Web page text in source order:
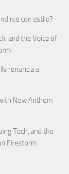
con estilo?
and the Voice of
renuncia a
New Anthem
Tech, and the
Firestorm